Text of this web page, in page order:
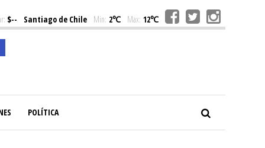
$-- Santiago de Chile Min: 2℃ Max: 12℃
POLÍTICA